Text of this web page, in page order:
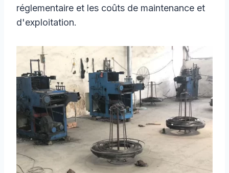
réglementaire et les coûts de maintenance et
d'exploitation.